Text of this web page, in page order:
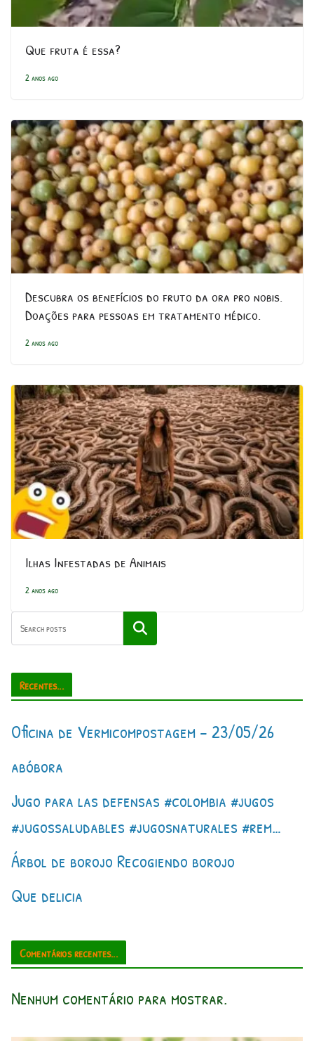
Que fruta é essa?
2 anos ago
Descubra os benefícios do fruto da ora pro nobis.
Doações para pessoas em tratamento médico.
2 anos ago
Ilhas Infestadas de Animais
2 anos ago
Pesquisar
Recentes...
Oficina de Vermicompostagem – 23/05/26
abóbora
Jugo para las defensas #colombia #jugos
#jugossaludables #jugosnaturales #rem…
Árbol de borojo Recogiendo borojo
Que delicia
Comentários recentes...
Nenhum comentário para mostrar.